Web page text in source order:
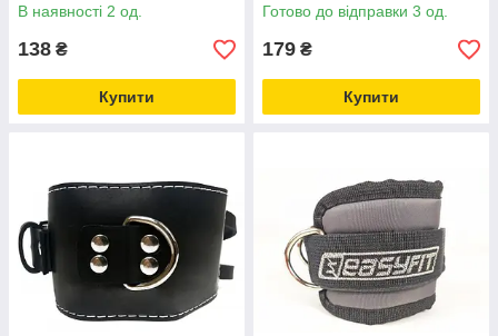
В наявності 2 од.
138 ₴
Купити
Готово до відправки 3 од.
179 ₴
Купити